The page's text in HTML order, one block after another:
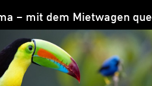
– mit dem Mietwagen